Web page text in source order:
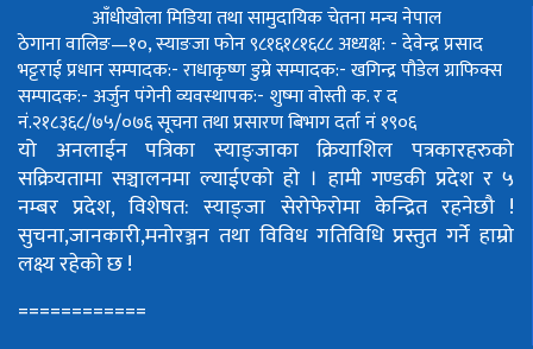
आँधीखोला मिडिया तथा सामुदायिक चेतना मन्च नेपाल
ठेगाना वालिङ—१०, स्याङजा फोन ९८१६१८१६८८अध्यक्ष: - देवेन्द्र प्रसाद
भट्टराईप्रधान सम्पादक:- राधाकृष्ण डुम्रेसम्पादक:- खगिन्द्र पौडेलग्राफिक्स
सम्पादक:- अर्जुन पंगेनीव्यवस्थापक:- शुष्मा वोस्तीक. र द
नं.२१८३६८/७५/०७६सूचना तथा प्रसारण बिभाग दर्ता नं १९०६
यो अनलाईन पत्रिका स्याङ्जाका क्रियाशिल पत्रकारहरुको
सक्रियतामा सञ्चालनमा ल्याईएको हो । हामी गण्डकी प्रदेश र ५
नम्बर प्रदेश, विशेषत: स्याङ्जा सेरोफेरोमा केन्द्रित रहनेछौ !
सुचना,जानकारी,मनोरञ्जन तथा विविध गतिविधि प्रस्तुत गर्ने हाम्रो
लक्ष्य रहेको छ !
============